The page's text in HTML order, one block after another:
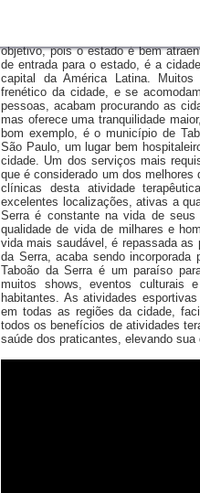
de outros estados do Brasil, e
objetivo, pois o estado é bem
de entrada para o estado, é a
capital da América Latina. Muitos
frenético da cidade, e se
pessoas, acabam procurando as
mas oferece uma tranquilidade
bom exemplo, é o município de
São Paulo, um lugar bem
cidade. Um dos serviços mais
que é considerado um dos
clínicas desta atividade
excelentes localizações, ativas a
Serra é constante na vida de seus
qualidade de vida de milhares e
vida mais saudável, é repassada as
da Serra, acaba sendo
Taboão da Serra é um paraíso
muitos shows, eventos culturais
habitantes. As atividades
em todas as regiões da cidade,
todos os benefícios de atividades
saúde dos praticantes, elevando